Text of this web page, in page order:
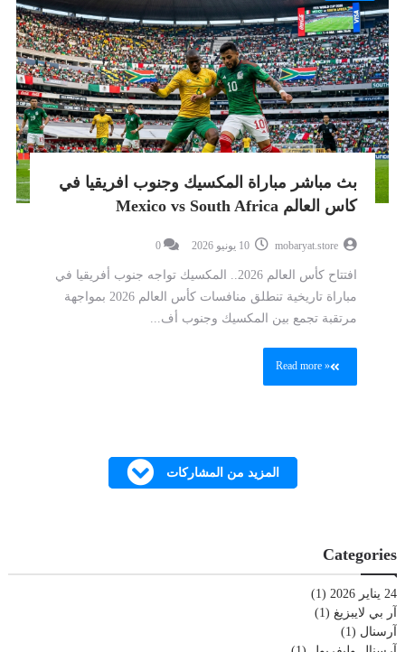
بث مباشر مباراة المكسيك وجنوب افريقيا في
كاس العالم Mexico vs South Africa
mobaryat.store
0
افتتاح كأس العالم 2026.. المكسيك تواجه جنوب أفريقيا في
مباراة تاريخية تنطلق منافسات كأس العالم 2026 بمواجهة
مرتقبة تجمع بين المكسيك وجنوب أف...
Read more »
المزيد من المشاركات
Categories
24 يناير 2026
(1)
آر بي لايبزيغ (1)
آرسنال (1)